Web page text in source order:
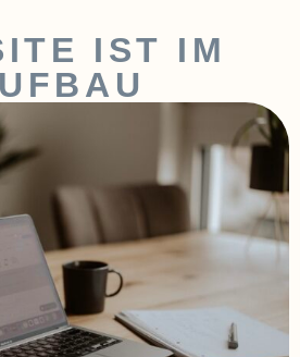
IST IM